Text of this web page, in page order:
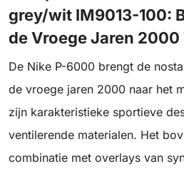
grey/wit IM9013-100:
de Vroege Jaren 2000
De Nike P-6000 brengt de
de vroege jaren 2000 naar het
zijn karakteristieke sportieve
ventilerende materialen. Het
combinatie met overlays van